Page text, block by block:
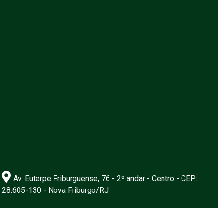
Av. Euterpe Friburguense, 76 - 2º andar - Centro - CEP:
28.605-130 - Nova Friburgo/RJ